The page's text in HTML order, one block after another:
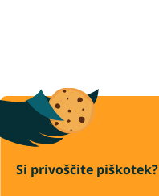
Si privoščite piškotek?